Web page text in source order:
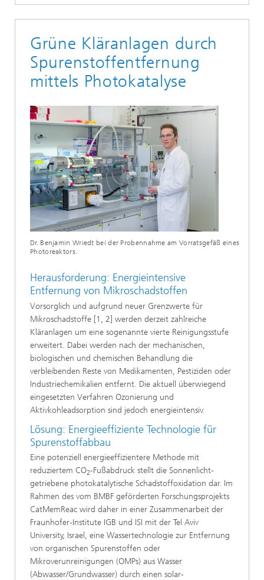
Grüne Kläranlagen durch
Spurenstoffentfernung
mittels Photokatalyse
Dr. Benjamin Wriedt bei der Probennahme am Vorratsgefäß eines
Photoreaktors.
Herausforderung: Energieintensive
Entfernung von Mikroschadstoffen
Vorsorglich und aufgrund neuer Grenzwerte für
Mikroschadstoffe [1, 2] werden derzeit zahlreiche
Kläranlagen um eine sogenannte vierte Reinigungsstufe
erweitert. Dabei werden nach der mechanischen,
biologischen und chemischen Behandlung die
verbleibenden Reste von Medikamenten, Pestiziden oder
Industriechemikalien entfernt. Die aktuell überwiegend
eingesetzten Verfahren Ozonierung und
Aktivkohleadsorption sind jedoch energieintensiv.
Lösung: Energieeffiziente Technologie für
Spurenstoffabbau
Eine potenziell energieeffizientere Methode mit
reduziertem CO2-Fußabdruck stellt die Sonnenlicht-
getriebene photokatalytische Schadstoffoxidation dar. Im
Rahmen des vom BMBF geförderten Forschungsprojekts
CatMemReac wird daher in einer Zusammenarbeit der
Fraunhofer-Institute IGB und ISI mit der Tel Aviv
University, Israel, eine Wassertechnologie zur Entfernung
von organischen Spurenstoffen oder
Mikroverunreinigungen (OMPs) aus Wasser
(Abwasser/Grundwasser) durch einen solar-